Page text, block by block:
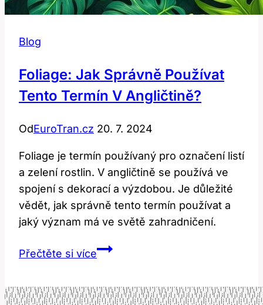
Blog
Foliage: Jak Správně Používat
Tento Termín V Angličtině?
OdEuroTran.cz 20. 7. 2024
Foliage je termín používaný pro označení listí
a zelení rostlin. V angličtině se používá ve
spojení s dekorací a výzdobou. Je důležité
vědět, jak správně tento termín používat a
jaký význam má ve světě zahradničení.
Přečtěte si víceFoliage:
používat